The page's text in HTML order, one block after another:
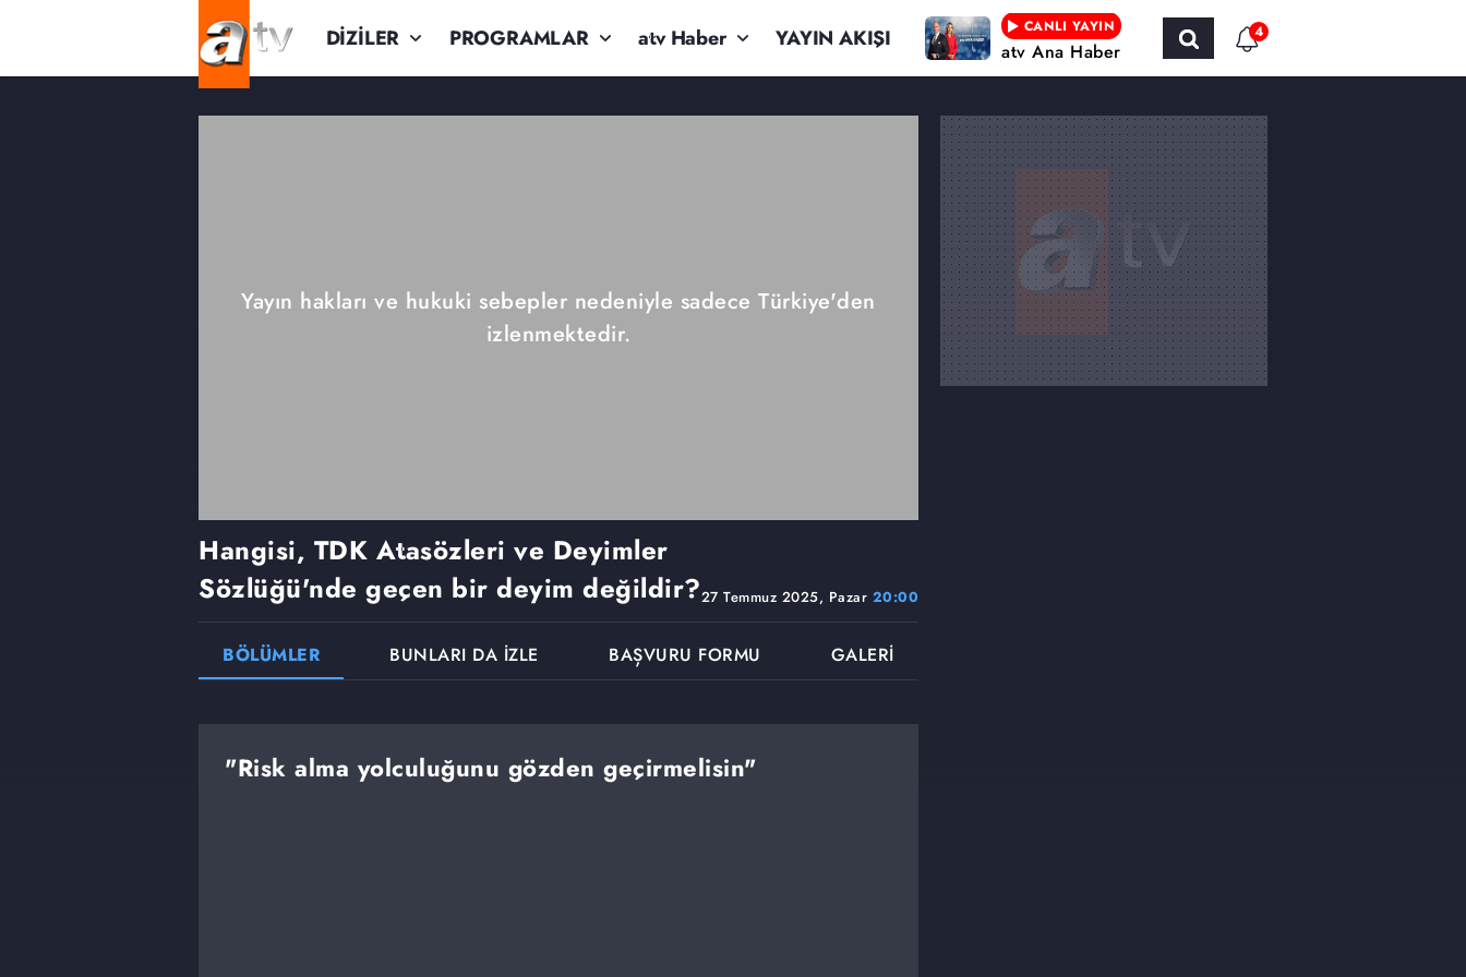
DİZİLER PROGRAMLAR atv Haber YAYIN AKIŞI CANLI YAYIN
atv Ana Haber
4
Yayın hakları ve hukuki sebepler nedeniyle sadece Türkiye'den
izlenmektedir.
27 Temmuz 2025, Pazar 20:00
Hangisi, TDK Atasözleri ve Deyimler
Sözlüğü'nde geçen bir deyim değildir?
BÖLÜMLER BUNLARI DA İZLE BAŞVURU FORMU GALERİ
"Risk alma yolculuğunu gözden geçirmelisin"